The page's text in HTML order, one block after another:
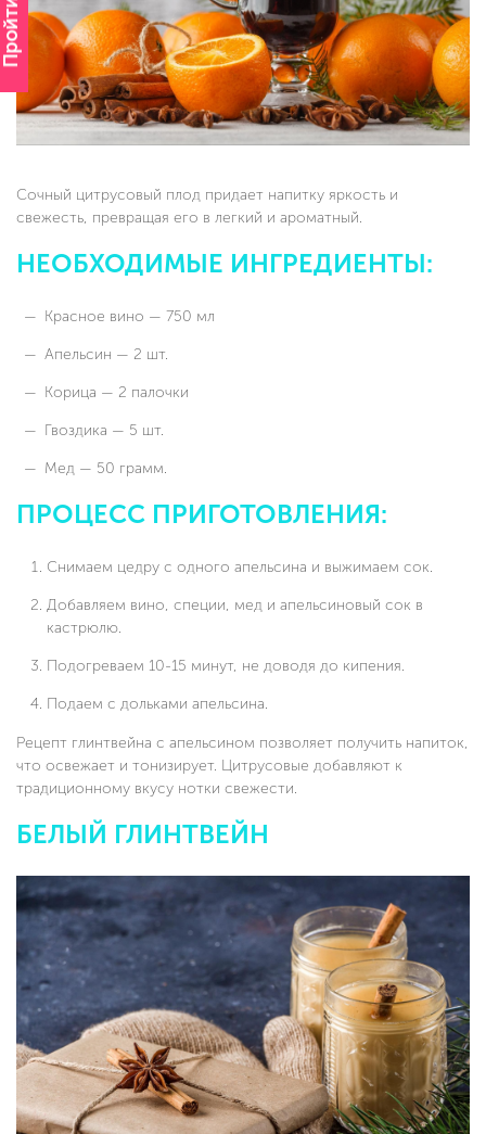
Сочный цитрусовый плод придает напитку яркость и
свежесть, превращая его в легкий и ароматный.
НЕОБХОДИМЫЕ ИНГРЕДИЕНТЫ:
Красное вино — 750 мл
Апельсин — 2 шт.
Корица — 2 палочки
Гвоздика — 5 шт.
Мед — 50 грамм.
ПРОЦЕСС ПРИГОТОВЛЕНИЯ:
Снимаем цедру с одного апельсина и выжимаем сок.
Добавляем вино, специи, мед и апельсиновый сок в
кастрюлю.
Подогреваем 10-15 минут, не доводя до кипения.
Подаем с дольками апельсина.
Рецепт глинтвейна с апельсином позволяет получить напиток,
что освежает и тонизирует. Цитрусовые добавляют к
традиционному вкусу нотки свежести.
БЕЛЫЙ ГЛИНТВЕЙН